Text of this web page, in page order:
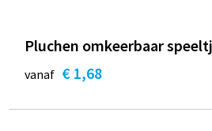
Pluchen omkeerbaar
vanaf € 1,68